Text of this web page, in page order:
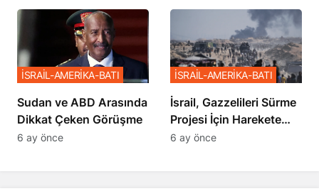
Sözler
Sudan ve ABD Arasında
Dikkat Çeken Görüşme
İSRAİL-AMERİKA-BATI
6 ay önce
İsrail, Gazzelileri Sürme
Projesi İçin Harekete
Geçti
İSRAİL-AMERİKA-BATI
6 ay önce